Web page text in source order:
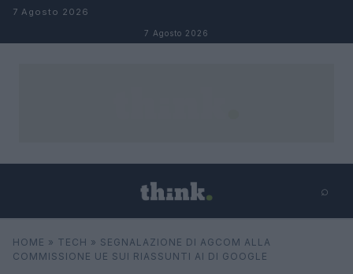
Salta al contenuto
7 Agosto 2026
7 Agosto 2026
⌕
Cerca
HOME » TECH » SEGNALAZIONE DI AGCOM ALLA
COMMISSIONE UE SUI RIASSUNTI AI DI GOOGLE